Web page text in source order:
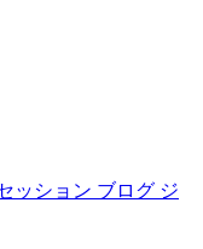
ッション ブログ ジ